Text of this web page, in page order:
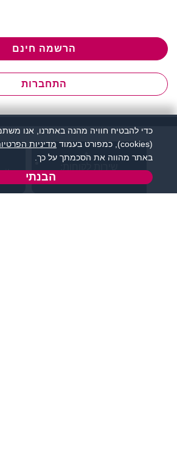
הרשמה חינם
התחברות
כדי להבטיח חוויה מהנה באתרנו, אנו
(cookies), כמפורט בעמוד
מדיניות
באתר מהווה את הסכמתך על כך.
הבנתי